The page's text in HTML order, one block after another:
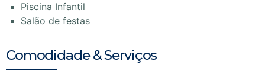
Piscina Infantil
Salão de festas
Comodidade & Serviços